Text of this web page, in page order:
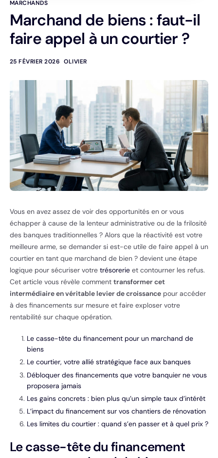
MARCHANDS
Marchand de biens : faut-il
faire appel à un courtier ?
25 FÉVRIER 2026 OLIVIER
Vous en avez assez de voir des opportunités en or vous
échapper à cause de la lenteur administrative ou de la frilosité
des banques traditionnelles ? Alors que la réactivité est votre
meilleure arme, se demander si est-ce utile de faire appel à un
courtier en tant que marchand de bien ? devient une étape
logique pour sécuriser votre trésorerie et contourner les refus.
Cet article vous révèle comment transformer cet
intermédiaire en véritable levier de croissance pour accéder
à des financements sur mesure et faire exploser votre
rentabilité sur chaque opération.
Le casse-tête du financement pour un marchand de
biens
Le courtier, votre allié stratégique face aux banques
Débloquer des financements que votre banquier ne vous
proposera jamais
Les gains concrets : bien plus qu’un simple taux d’intérêt
L’impact du financement sur vos chantiers de rénovation
Les limites du courtier : quand s’en passer et à quel prix ?
Le casse-tête du financement